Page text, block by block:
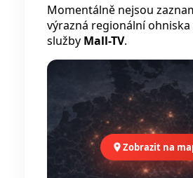
Momentálně nejsou
výrazná regionální ohniska
služby Mall-TV.
Zobrazit na